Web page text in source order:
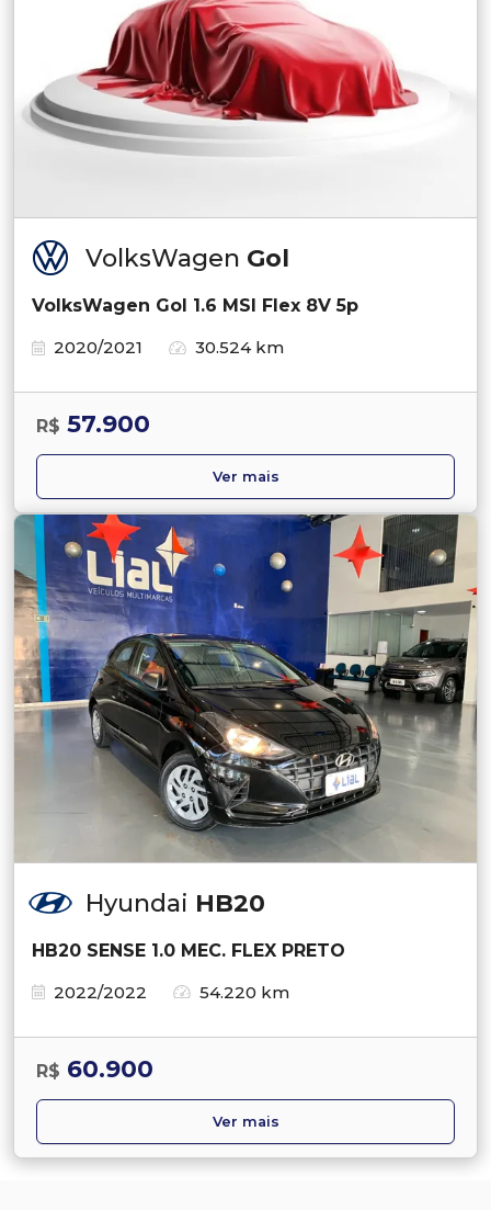
VolksWagen Gol
VolksWagen Gol 1.6 MSI Flex 8V 5p
2020/2021
30.524 km
R$ 57.900
Ver mais
Hyundai HB20
HB20 SENSE 1.0 MEC. FLEX PRETO
2022/2022
54.220 km
R$ 60.900
Ver mais